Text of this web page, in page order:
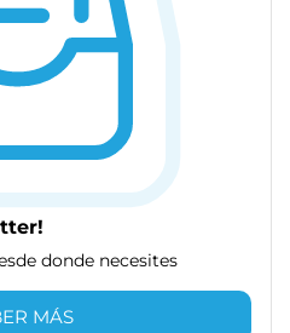
donde necesites
MÁS